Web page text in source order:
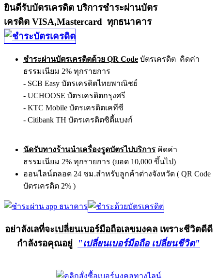
ยินดีรับบัตรเครดิต บริการชำระผ่านบัตร
เครดิต VISA,Mastercard ทุกธนาคาร
ชำระผ่านบัตรเครดิตด้วย QR Code บัตรเครดิต คิดค่า
ธรรมเนียม 2% ทุกรายการ
- SCB Easy บัตรเครดิตไทยพาณิชย์
- UCHOOSE บัตรเครดิตกรุงศรี
- KTC Mobile บัตรเครดิตเคทีซี
- Citibank TH บัตรเครดิตซิตี้แบงก์
นัดรับทางร้านนำเครื่องรูดบัตรไปบริการ คิดค่า
ธรรมเนียม 2% ทุกรายการ (ยอด 10,000 ขึ้นไป)
ออนไลน์ตลอด 24 ชม.สำหรับลูกค้าต่างจังหวัด ( QR Code
บัตรเครดิต 2% )
อย่าลังเลที่จะเปลี่ยนเบอร์มือถือเลขมงคลเพราะชีวิตดีดี
กำลังรอคุณอยู่
"เปลี่ยนเบอร์มือถือ เปลี่ยนชีวิต"